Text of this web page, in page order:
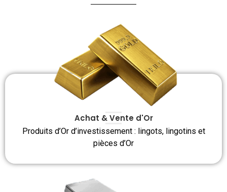
Achat & Vente d'Or
Produits d’Or d’investissement : lingots, lingotins et
pièces d’Or